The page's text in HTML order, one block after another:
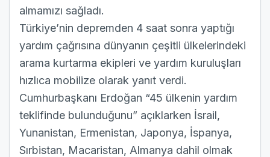
almamızı sağladı.
Türkiye’nin depremden 4 saat sonra yaptığı
yardım çağrısına dünyanın çeşitli ülkelerindeki
arama kurtarma ekipleri ve yardım kuruluşları
hızlıca mobilize olarak yanıt verdi.
Cumhurbaşkanı Erdoğan “45 ülkenin yardım
teklifinde bulunduğunu” açıklarken İsrail,
Yunanistan, Ermenistan, Japonya, İspanya,
Sırbistan, Macaristan, Almanya dahil olmak